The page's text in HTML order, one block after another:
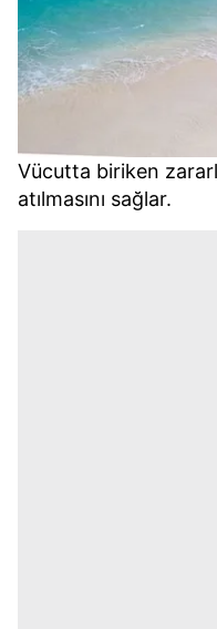
Vücutta biriken
atılmasını sağlar.